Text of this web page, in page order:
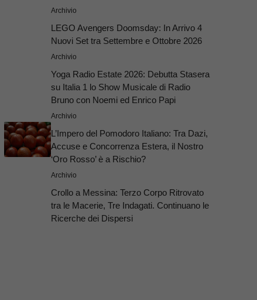
Archivio
LEGO Avengers Doomsday: In Arrivo 4
Nuovi Set tra Settembre e Ottobre 2026
Archivio
Yoga Radio Estate 2026: Debutta Stasera
su Italia 1 lo Show Musicale di Radio
Bruno con Noemi ed Enrico Papi
Archivio
L’Impero del Pomodoro Italiano: Tra Dazi,
Accuse e Concorrenza Estera, il Nostro
‘Oro Rosso’ è a Rischio?
Archivio
Crollo a Messina: Terzo Corpo Ritrovato
tra le Macerie, Tre Indagati. Continuano le
Ricerche dei Dispersi